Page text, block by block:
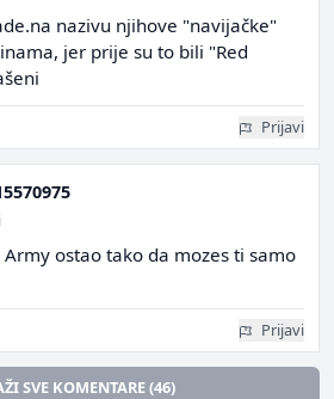
nazivu njihove "navijačke"
jer prije su to bili "Red
Prijavi
Army ostao tako da mozes ti samo
Prijavi
SVE KOMENTARE (46)